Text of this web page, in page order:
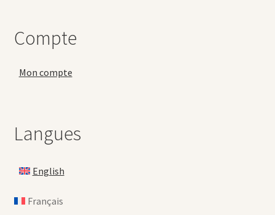
Compte
Mon compte
Langues
English
Français